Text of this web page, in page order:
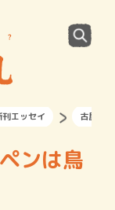
刊エッセイ 古屋美
ンは鳥